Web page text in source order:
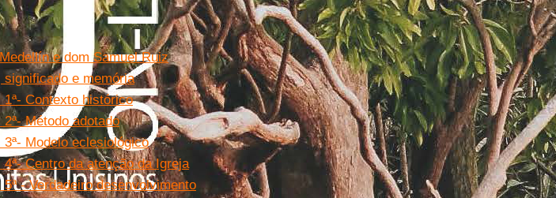
e dom Samuel Ruiz
e memória
Contexto histórico
Método adotado
Modelo eclesiológico
Centro da atenção da Igreja
- Verdadeiro desenvolvimento